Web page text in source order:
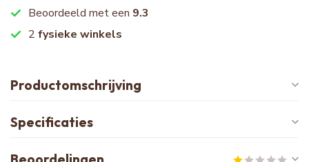
Beoordeeld met een 9.3
2 fysieke winkels
Productomschrijving
Specificaties